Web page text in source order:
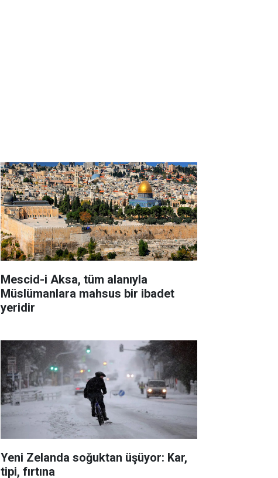
Mescid-i Aksa, tüm alanıyla
Müslümanlara mahsus bir ibadet
yeridir
Yeni Zelanda soğuktan üşüyor: Kar,
tipi, fırtına